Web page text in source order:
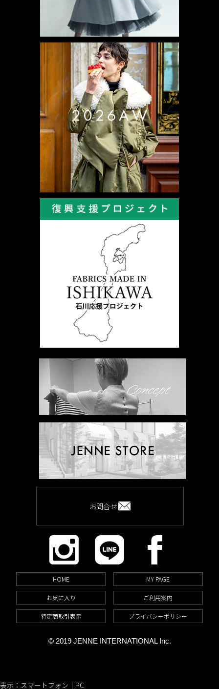
お問合せ
HOME MY PAGE
お気に入り ご利用案内
特定商取引表示 プライバシーポリシー
© 2019 JENNE INTERNATIONAL Inc.
表示：スマートフォン｜ PC